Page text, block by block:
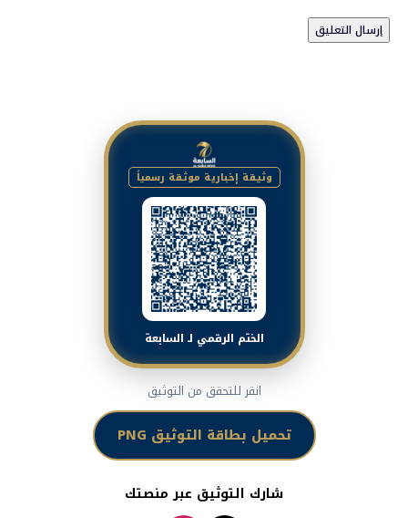
وثيقة إخبارية موثقة رسمياً
الختم الرقمي لـ السابعة
انقر للتحقق من التوثيق
تحميل بطاقة التوثيق PNG
شارك التوثيق عبر منصتك